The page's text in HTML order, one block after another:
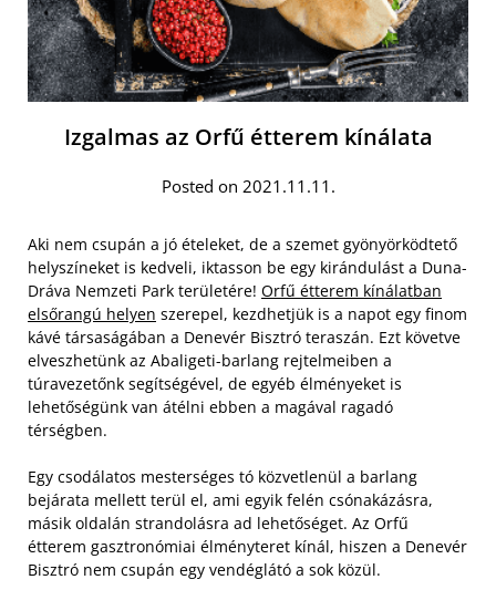
Izgalmas az Orfű étterem kínálata
Posted on 2021.11.11.
Aki nem csupán a jó ételeket, de a szemet gyönyörködtető
helyszíneket is kedveli, iktasson be egy kirándulást a Duna-
Dráva Nemzeti Park területére! Orfű étterem kínálatban
elsőrangú helyen szerepel, kezdhetjük is a napot egy finom
kávé társaságában a Denevér Bisztró teraszán. Ezt követve
elveszhetünk az Abaligeti-barlang rejtelmeiben a
túravezetőnk segítségével, de egyéb élményeket is
lehetőségünk van átélni ebben a magával ragadó
térségben.
Egy csodálatos mesterséges tó közvetlenül a barlang
bejárata mellett terül el, ami egyik felén csónakázásra,
másik oldalán strandolásra ad lehetőséget. Az Orfű
étterem gasztronómiai élményteret kínál, hiszen a Denevér
Bisztró nem csupán egy vendéglátó a sok közül.